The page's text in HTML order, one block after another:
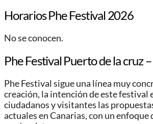
Horarios Phe Festival 2026
No se conocen.
Phe Festival Puerto de la cruz
Phe Festival sigue una línea muy
creación, la intención de este festival
ciudadanos y visitantes las
actuales en Canarias, con un